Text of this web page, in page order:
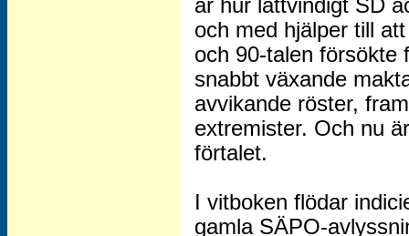
är hur lättvindigt SD
och med hjälper till
och 90-talen försökte
snabbt växande
avvikande röster,
extremister. Och nu
förtalet.
I vitboken flödar
gamla SÄPO-